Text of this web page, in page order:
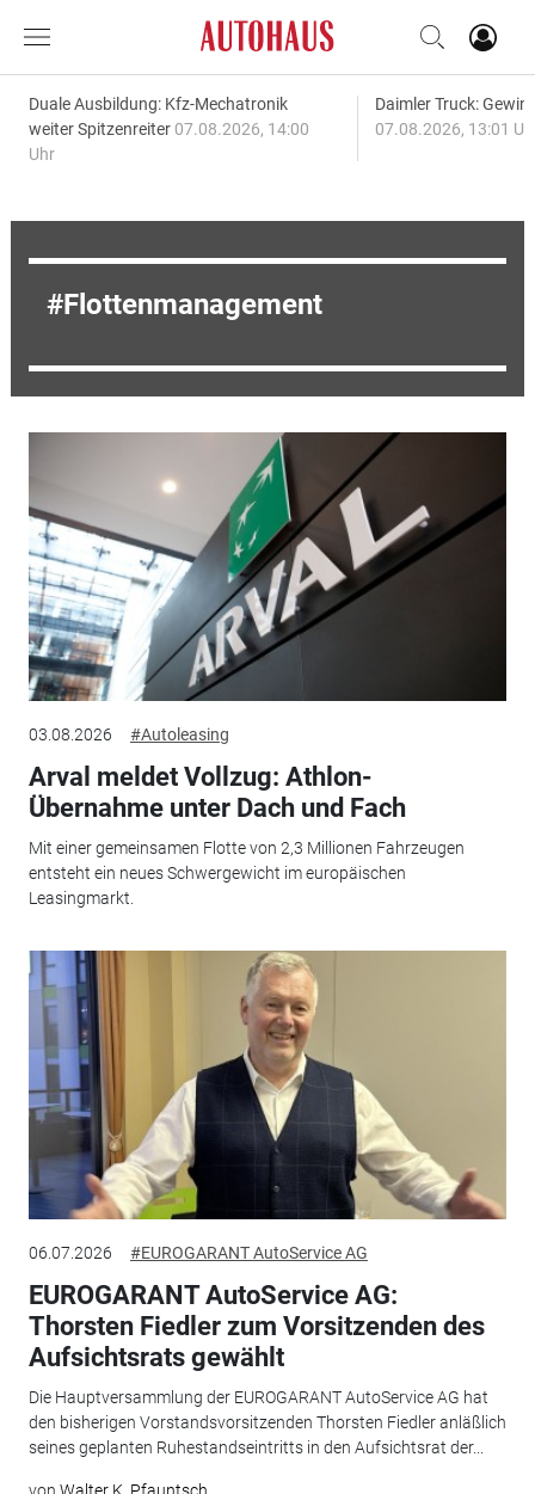
Duale Ausbildung: Kfz-Mechatronik
weiter Spitzenreiter 07.08.2026, 14:00
Uhr
Daimler Truck:
07.08.2026, 13:01
Flottenmanagement
03.08.2026 #Autoleasing
Arval meldet Vollzug: Athlon-
Übernahme unter Dach und Fach
Mit einer gemeinsamen Flotte von 2,3 Millionen Fahrzeugen
entsteht ein neues Schwergewicht im europäischen
Leasingmarkt.
06.07.2026 #EUROGARANT AutoService AG
EUROGARANT AutoService AG:
Thorsten Fiedler zum Vorsitzenden des
Aufsichtsrats gewählt
Die Hauptversammlung der EUROGARANT AutoService AG hat
den bisherigen Vorstandsvorsitzenden Thorsten Fiedler anläßlich
seines geplanten Ruhestandseintritts in den Aufsichtsrat der...